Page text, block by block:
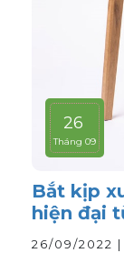
26
Tháng 09
Bắt kịp
hiện đại
cong
26/09/2022 |